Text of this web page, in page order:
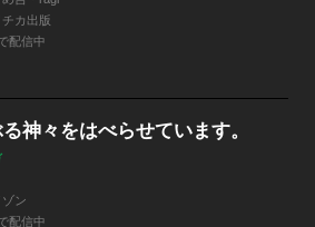
カ出版
配信中
神々をはべらせています。
ゾン
配信中